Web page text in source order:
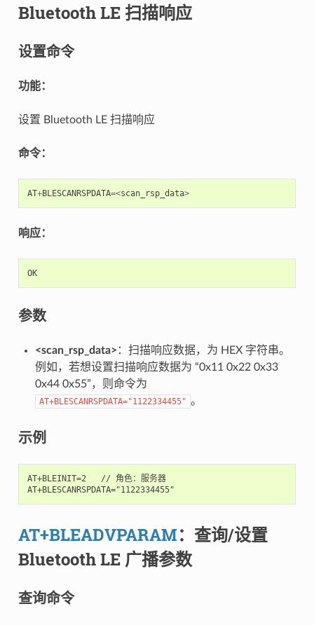
Bluetooth LE 扫描响应
设置命令
功能：
设置 Bluetooth LE 扫描响应
命令：
AT+BLESCANRSPDATA=<scan_rsp_data>
响应：
OK
参数
<scan_rsp_data> ：扫描响应数据，为 HEX 字符串。
例如，若想设置扫描响应数据为 “0x11 0x22 0x33
0x44 0x55”，则命令为
AT+BLESCANRSPDATA="1122334455" 。
示例
AT+BLEINIT=2   // 角色：服务器
AT+BLEADVPARAM：查询/设置
Bluetooth LE 广播参数
查询命令